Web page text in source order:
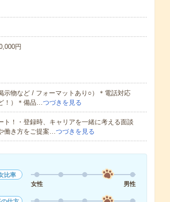
円
示物など / フォーマットあり○）＊電話対応
！）＊備品…つづきを見る
ト！・登録時、キャリアを一緒に考える面談
働き方をご提案…つづきを見る
比率
女性
男性